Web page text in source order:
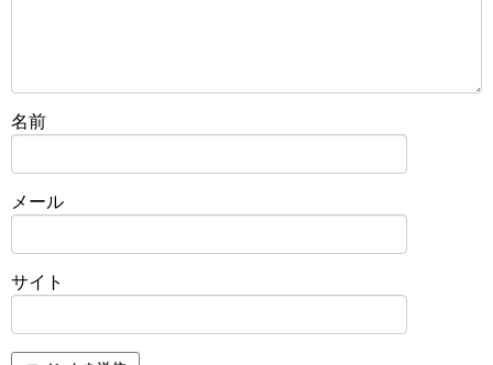
名前
メール
サイト